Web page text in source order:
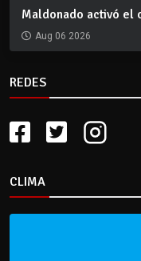
Maldonado activó el
Aug 06 2026
REDES
CLIMA